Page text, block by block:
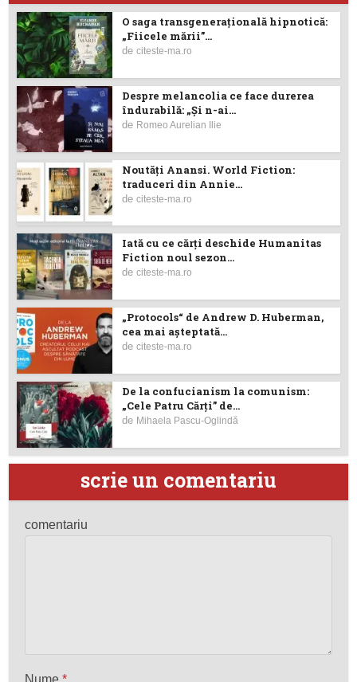
O saga transgenerațională hipnotică:
„Fiicele mării”...
deciteste-ma.ro
Despre melancolia ce face durerea
îndurabilă: „Și n-ai...
de Romeo Aurelian Ilie
Noutăţi Anansi. World Fiction:
traduceri din Annie...
deciteste-ma.ro
Iată cu ce cărţi deschide Humanitas
Fiction noul sezon...
deciteste-ma.ro
„Protocols“ de Andrew D. Huberman,
cea mai așteptată...
deciteste-ma.ro
De la confucianism la comunism:
„Cele Patru Cărți” de...
de Mihaela Pascu-Oglindă
scrie un comentariu
comentariu
Nume*